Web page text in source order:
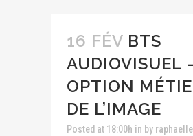
16 FÉV BTS
AUDIOVISUEL
OPTION
DE L’IMAGE
Posted at 18:00h in by raphaelle